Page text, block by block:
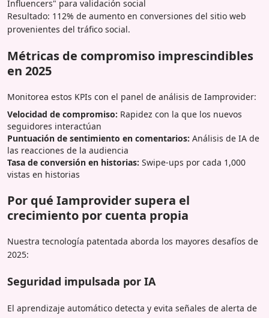
Influencers" para validación social
Resultado: 112% de aumento en conversiones del sitio web
provenientes del tráfico social.
Métricas de compromiso imprescindibles
en 2025
Monitorea estos KPIs con el panel de análisis de Iamprovider:
Velocidad de compromiso: Rapidez con la que los nuevos
seguidores interactúan
Puntuación de sentimiento en comentarios: Análisis de IA de
las reacciones de la audiencia
Tasa de conversión en historias: Swipe-ups por cada 1,000
vistas en historias
Por qué Iamprovider supera el
crecimiento por cuenta propia
Nuestra tecnología patentada aborda los mayores desafíos de
2025:
Seguridad impulsada por IA
El aprendizaje automático detecta y evita señales de alerta de